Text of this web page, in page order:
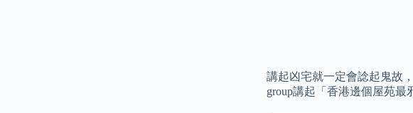
講起凶宅就一定會諗起鬼故
group講起「香港邊個屋苑最